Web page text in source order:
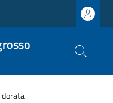
dorata